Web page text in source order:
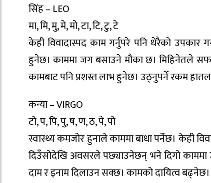
सिंह – LEO
मा, मि, मु, मे, मो, टा, टि, टु, टे
केही विवादास्पद काम गर्नुपरे पनि धेरैको उपकार
हुनेछ। काममा जग बसाउने मौका छ। मिहिनेतले
कामबाट पनि प्रशस्त लाभ हुनेछ। उठ्नुपर्ने रकम
कन्या – VIRGO
टो, प, पि, पु, ष, ण, ठ, पे, पो
स्वास्थ्य कमजोर हुनाले काममा बाधा पर्नेछ। केही
दिउँसोदेखि अवसरले पछ्याउनेछन् भने दिगो
दाम र इनाम दिलाउन सक्छ। कामको दायित्व